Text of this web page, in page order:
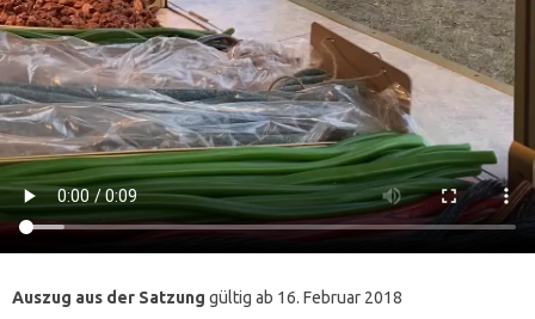
Auszug aus der Satzung gültig ab 16. Februar 2018